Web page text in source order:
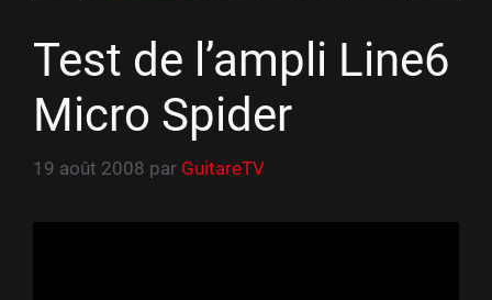
Test de l’ampli Line6
Micro Spider
19 août 2008 par GuitareTV